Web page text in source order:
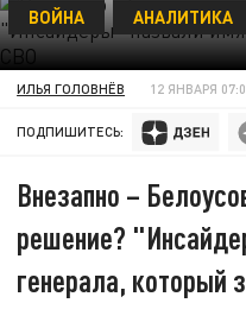
ВОЙНА АНАЛИТИКА
ИЛЬЯ ГОЛОВНЁВ 12 ЯНВАРЯ
ПОДПИШИТЕСЬ:
Внезапно –
решение?
генерала, который